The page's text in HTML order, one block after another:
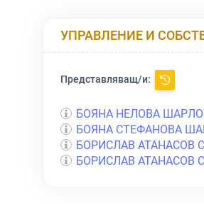
УПРАВЛЕНИЕ И
Представляващ/и:
БОЯНА НЕЛОВА
БОЯНА СТЕФАНОВА
БОРИСЛАВ АТАНАСОВ
БОРИСЛАВ АТАНАСОВ